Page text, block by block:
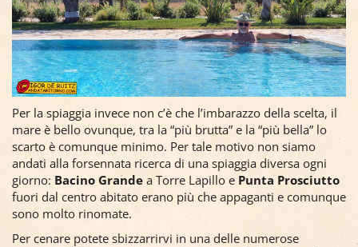
Per la spiaggia invece non c’è che l’imbarazzo della scelta, il
mare è bello ovunque, tra la “più brutta” e la “più bella” lo
scarto è comunque minimo. Per tale motivo non siamo
andati alla forsennata ricerca di una spiaggia diversa ogni
giorno: Bacino Grande a Torre Lapillo e Punta Prosciutto
fuori dal centro abitato erano più che appaganti e comunque
sono molto rinomate.
Per cenare potete sbizzarrirvi in una delle numerose